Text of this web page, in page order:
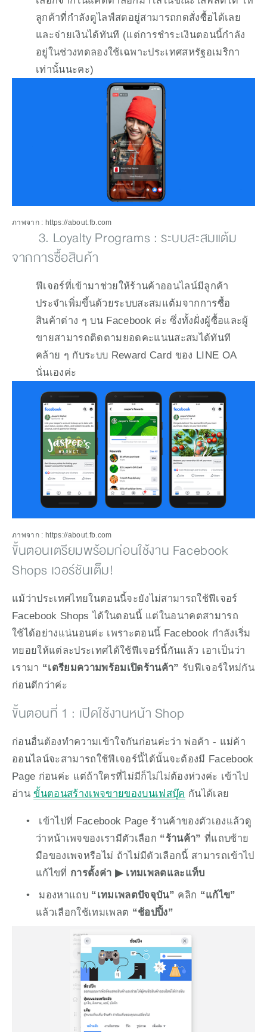
ลูกค้าที่กำลังดูไลฟ์สดอยู่สามารถกดสั่งซื้อได้เลย
และจ่ายเงินได้ทันที (แต่การชำระเงินตอนนี้กำลัง
อยู่ในช่วงทดลองใช้เฉพาะประเทศสหรัฐอเมริกา
เท่านั้นนะคะ)
ภาพจาก : https://about.fb.com
จากการซื้อสินค้า
ฟีเจอร์ที่เข้ามาช่วยให้ร้านค้าออนไลน์มีลูกค้า
ประจำเพิ่มขึ้นด้วยระบบสะสมแต้มจากการซื้อ
สินค้าต่าง ๆ บน Facebook ค่ะ ซึ่งทั้งฝั่งผู้ซื้อและผู้
ขายสามารถติดตามยอดคะแนนสะสมได้ทันที
คล้าย ๆ กับระบบ Reward Card ของ LINE OA
นั่นเองค่ะ
ภาพจาก : https://about.fb.com
ขั้นตอนเตรียมพร้อมก่อนใช้งาน Facebook
Shops เวอร์ชันเต็ม!
แม้ว่าประเทศไทยในตอนนี้จะยังไม่สามารถใช้ฟีเจอร์
Facebook Shops ได้ในตอนนี้ แต่ในอนาคตสามารถ
ใช้ได้อย่างแน่นอนค่ะ เพราะตอนนี้ Facebook กำลังเริ่ม
ทยอยให้แต่ละประเทศได้ใช้ฟีเจอร์นี้กันแล้ว เอาเป็นว่า
เรามา “เตรียมความพร้อมเปิดร้านค้า” รับฟีเจอร์ใหม่กัน
ก่อนดีกว่าค่ะ
ขั้นตอนที่ 1 : เปิดใช้งานหน้า Shop
ก่อนอื่นต้องทำความเข้าใจกันก่อนค่ะว่า พ่อค้า - แม่ค้า
ออนไลน์จะสามารถใช้ฟีเจอร์นี้ได้นั้นจะต้องมี Facebook
Page ก่อนค่ะ แต่ถ้าใครที่ไม่มีก็ไม่ไม่ต้องห่วงค่ะ เข้าไป
อ่าน ขั้นตอนสร้างเพจขายของบนเฟสบุ๊ค กันได้เลย
เข้าไปที่ Facebook Page ร้านค้าของตัวเองแล้วดู
ว่าหน้าเพจของเรามีตัวเลือก “ร้านค้า” ที่แถบซ้าย
มือของเพจหรือไม่ ถ้าไม่มีตัวเลือกนี้ สามารถเข้าไป
แก้ไขที่ การตั้งค่า ▶︎ เทมเพลตและแท็บ
มองหาแถบ “เทมเพลตปัจจุบัน” คลิก “แก้ไข”
แล้วเลือกใช้เทมเพลต “ช้อปปิ้ง”